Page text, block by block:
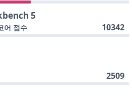
5
어 점수 10342
2509